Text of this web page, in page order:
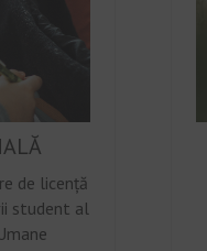
de licență
student al